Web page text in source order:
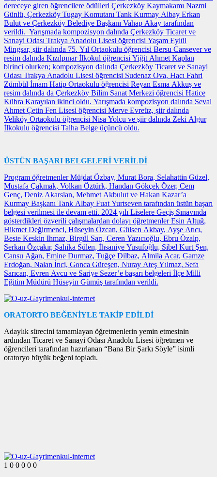
dereceye giren öğrencilere ödülleri Çerkezköy Kaymakamı Nazmi
Günlü, Çerkezköy Tugay Komutanı Tank Kurmay Albay Erkan
Bulut ve Çerkezköy Belediye Başkanı Vahap Akay tarafından
verildi. Yarışmada kompozisyon dalında Çerkezköy Ticaret ve
Sanayi Odası Trakya Anadolu Lisesi öğrencisi Yaşam Eylül
Mingsar, şiir dalında 75. Yıl Ortaokulu öğrencisi Bersu Cansever ve
resim dalında Kızılpınar İlkokul öğrencisi Yiğit Ahmet Kaplan
birinci olurken; kompozisyon dalında Çerkezköy Ticaret ve Sanayi
Odası Trakya Anadolu Lisesi öğrencisi Sudenaz Ova, Hacı Fahri
Zümbül İmam Hatip Ortaokulu öğrencisi Reyan Esma Akkuş ve
resim dalında da Çerkezköy Bilim Sanat Merkezi öğrencisi Hatice
Kübra Karayılan ikinci oldu. Yarışmada kompozisyon dalında Seval
Ahmet Çetin Fen Lisesi öğrencisi Merve Evreüz, şiir dalında
Veliköy Ortaokulu öğrencisi Nisa Yolcu ve şiir dalında Zeki Algur
İlkokulu öğrencisi Talha Belge üçüncü oldu.
ÜSTÜN BAŞARI BELGELERİ VERİLDİ
Program öğretmenler Müjdat Özbay, Murat Bora, Selahattin Güzel,
Mustafa Çakmak, Volkan Öztürk, Handan Gökçek Özer, Cem
Genç, Deniz Akarslan, Mehmet Akbulut ve Hakan Kazar’a
Kurmay Başkanı Tank Albay Fuat Yurtseven tarafından üstün başarı
belgesi verilmesi ile devam etti. 2024 yılı Liselere Geçiş Sınavında
gösterdikleri özverili çalışmalardan dolayı öğretmenler Esin Altuğ,
Hikmet Değirmenci, Hüseyin Özcan, Gülsen Akbay, Ayşe Atıcı,
Beste Keskin Ihmaz, Birgül Sarı, Ceren Yazıcıoğlu, Ebru Özalp,
Serkan Özçakır, Şahika Sülen, İhsaniye Yusufoğlu, Sibel Kurt Şen,
Cansu Ağan, Emine Durmaz, Tuğçe Dilbaz, Almila Acar, Gamze
Erdoğan, Nalan İnci, Gonca Güreşen, Nuray Ateş Yılmaz, Sefa
Sarıcan, Evren Avcu ve Sariye Sezer’e başarı belgeleri İlçe Milli
Eğitim Müdürü Hüseyin Gümüş tarafından verildi.
ORATORTO BEĞENİYLE TAKİP EDİLDİ
Adaylık sürecini tamamlayan öğretmenlerin yemin etmesinin
ardından Ticaret ve Sanayi Odası Anadolu Lisesi öğretmen ve
öğrencileri tarafından hazırlanan “Bana Bir Şarkı Söyle” isimli
oratoryo büyük beğeni topladı.
1 0 0 0 0 0